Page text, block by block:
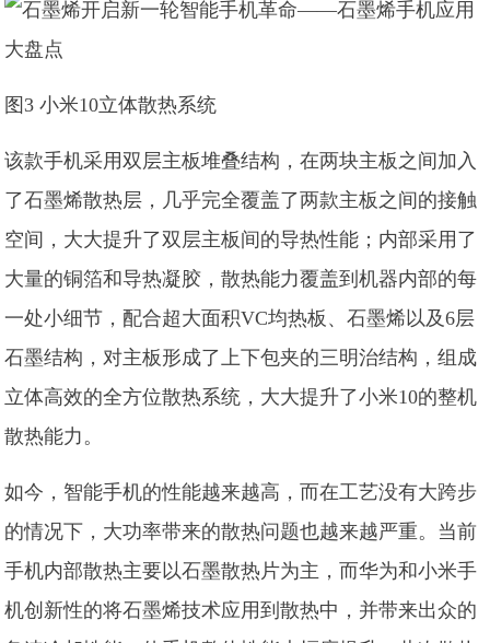
图3 小米10立体散热系统
该款手机采用双层主板堆叠结构，在两块主板之间加入
了石墨烯散热层，几乎完全覆盖了两款主板之间的接触
空间，大大提升了双层主板间的导热性能；内部采用了
大量的铜箔和导热凝胶，散热能力覆盖到机器内部的每
一处小细节，配合超大面积VC均热板、石墨烯以及6层
石墨结构，对主板形成了上下包夹的三明治结构，组成
立体高效的全方位散热系统，大大提升了小米10的整机
散热能力。
如今，智能手机的性能越来越高，而在工艺没有大跨步
的情况下，大功率带来的散热问题也越来越严重。当前
手机内部散热主要以石墨散热片为主，而华为和小米手
机创新性的将石墨烯技术应用到散热中，并带来出众的